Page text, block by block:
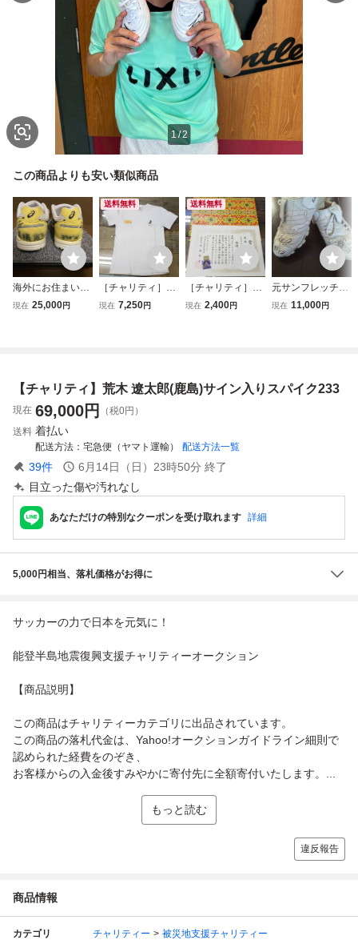
1/2
この商品よりも安い類似商品
海外にお住まいの
方も 女子マラソ
現在 25,000円
送料無料
［チャリティ］鎌
倉涼選手 Tシャ
現在 7,250円
送料無料
［チャリティ］西
村歩選手 賞状と
現在 2,400円
元サンフレッチェ
ＤＦ）吉弘充志選
現在 11,000円
【チャリティ】荒木 遼太郎(鹿島)サイン入りスパイク233
現在 69,000円
（税0円）
送料 着払い
配送方法 宅急便（ヤマト運輸） 配送方法一覧
39件 6月14日（日）23時50分 終了
目立った傷や汚れなし
あなただけの特別なクーポンを受け取れます 詳細
5,000円相当、落札価格がお得に
サッカーの力で日本を元気に！
能登半島地震復興支援チャリティーオークション
【商品説明】
この商品はチャリティーカテゴリに出品されています。
この商品の落札代金は、Yahoo!オークションガイドライン細則で
認められた経費をのぞき、
お客様からの入金後すみやかに寄付先に全額寄付いたします。...
もっと読む
違反報告
商品情報
カテゴリ チャリティー 被災地支援チャリティー